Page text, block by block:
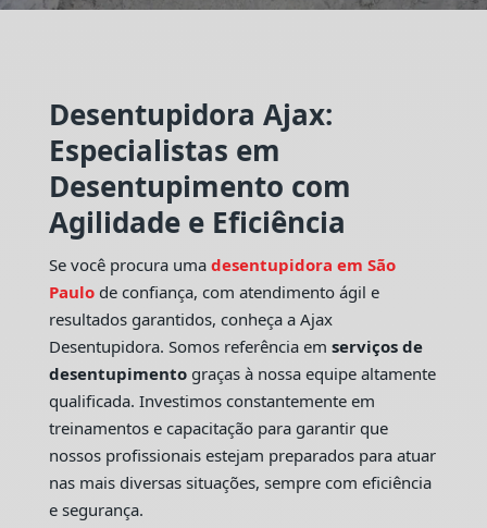
Desentupidora Ajax:
Especialistas em
Desentupimento com
Agilidade e Eficiência
Se você procura uma desentupidora em São
Paulo de confiança, com atendimento ágil e
resultados garantidos, conheça a Ajax
Desentupidora. Somos referência em serviços de
desentupimentograças à nossa equipe altamente
qualificada. Investimos constantemente em
treinamentos e capacitação para garantir que
nossos profissionais estejam preparados para atuar
nas mais diversas situações, sempre com eficiência
e segurança.